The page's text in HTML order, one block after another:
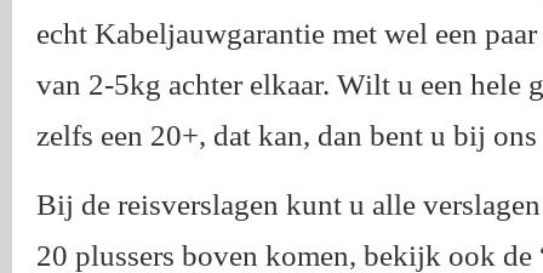
echt Kabeljauwgarantie met wel een
van 2-5kg achter elkaar. Wilt u een hele
zelfs een 20+, dat kan, dan bent u bij
Bij de reisverslagen kunt u alle
20 plussers boven komen, bekijk ook de